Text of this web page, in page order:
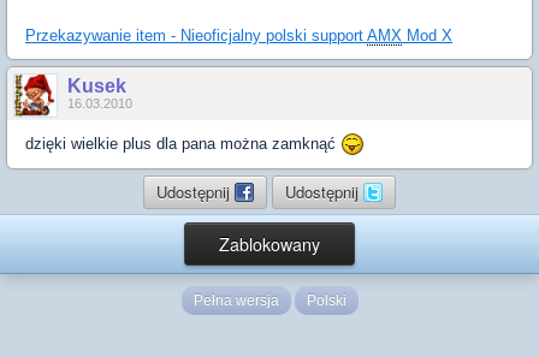
Przekazywanie item - Nieoficjalny polski support AMX Mod X
Kusek
16.03.2010
dzięki wielkie plus dla pana można zamknąć
Udostępnij Udostępnij
Zablokowany
Pełna wersja Polski